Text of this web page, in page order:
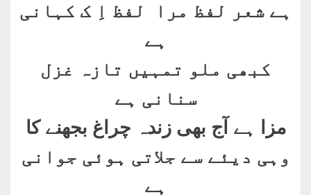
ہے شعر لفظ مرا لفظ اِ ک کہانی
ہے
کبھی ملو تمہیں تازہ غزل
سنانی ہے
مزا ہے آج بھی زندہ چراغ بجھنے کا
وہی دیئے سے جلاتی ہوئی جوانی
ہے